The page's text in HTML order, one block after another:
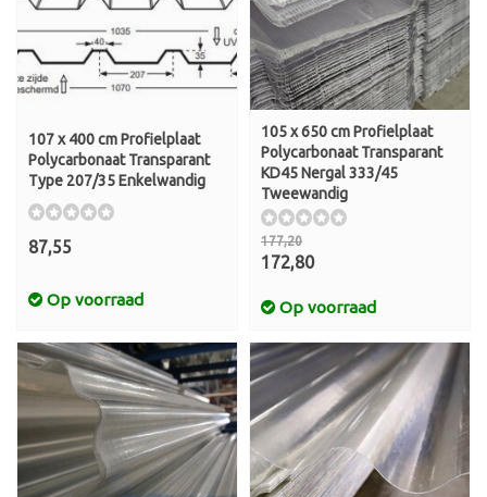
107 x 400 cm Profielplaat
Polycarbonaat Transparant
Type 207/35 Enkelwandig
87,55
Op voorraad
105 x 650 cm Profielplaat
Polycarbonaat Transparant
KD45 Nergal 333/45
Tweewandig
177,20
172,80
Op voorraad